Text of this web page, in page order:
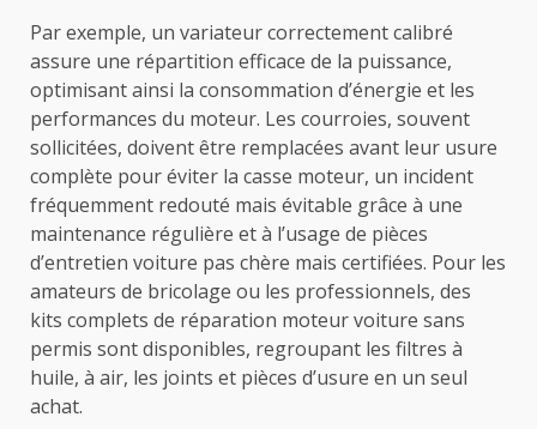
Par exemple, un variateur correctement calibré
assure une répartition efficace de la puissance,
optimisant ainsi la consommation d’énergie et les
performances du moteur. Les courroies, souvent
sollicitées, doivent être remplacées avant leur usure
complète pour éviter la casse moteur, un incident
fréquemment redouté mais évitable grâce à une
maintenance régulière et à l’usage de pièces
d’entretien voiture pas chère mais certifiées. Pour les
amateurs de bricolage ou les professionnels, des
kits complets de réparation moteur voiture sans
permis sont disponibles, regroupant les filtres à
huile, à air, les joints et pièces d’usure en un seul
achat.